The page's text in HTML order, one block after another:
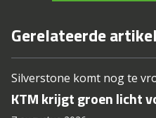
Gerelateerde
Silverstone komt nog te
KTM krijgt groen licht